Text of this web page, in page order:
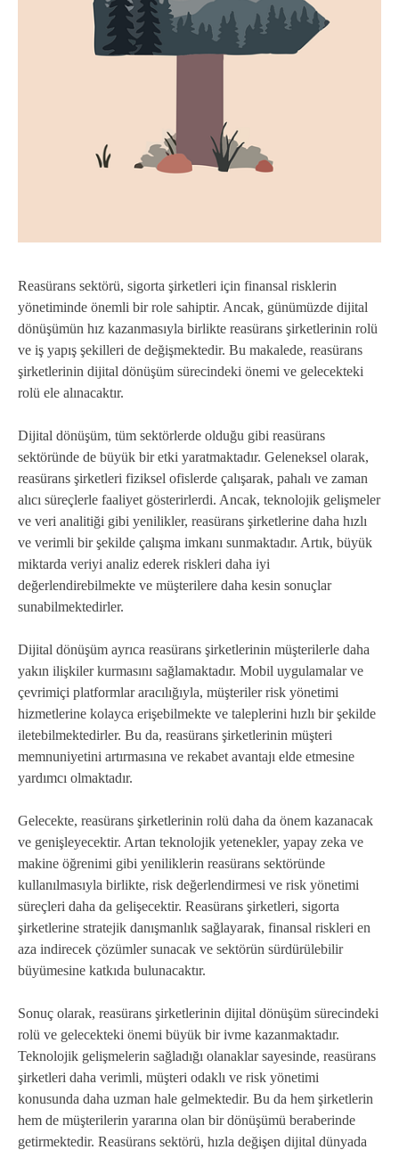
Reasürans sektörü, sigorta şirketleri için finansal risklerin
yönetiminde önemli bir role sahiptir. Ancak, günümüzde dijital
dönüşümün hız kazanmasıyla birlikte reasürans şirketlerinin rolü
ve iş yapış şekilleri de değişmektedir. Bu makalede, reasürans
şirketlerinin dijital dönüşüm sürecindeki önemi ve gelecekteki
rolü ele alınacaktır.
Dijital dönüşüm, tüm sektörlerde olduğu gibi reasürans
sektöründe de büyük bir etki yaratmaktadır. Geleneksel olarak,
reasürans şirketleri fiziksel ofislerde çalışarak, pahalı ve zaman
alıcı süreçlerle faaliyet gösterirlerdi. Ancak, teknolojik gelişmeler
ve veri analitiği gibi yenilikler, reasürans şirketlerine daha hızlı
ve verimli bir şekilde çalışma imkanı sunmaktadır. Artık, büyük
miktarda veriyi analiz ederek riskleri daha iyi
değerlendirebilmekte ve müşterilere daha kesin sonuçlar
sunabilmektedirler.
Dijital dönüşüm ayrıca reasürans şirketlerinin müşterilerle daha
yakın ilişkiler kurmasını sağlamaktadır. Mobil uygulamalar ve
çevrimiçi platformlar aracılığıyla, müşteriler risk yönetimi
hizmetlerine kolayca erişebilmekte ve taleplerini hızlı bir şekilde
iletebilmektedirler. Bu da, reasürans şirketlerinin müşteri
memnuniyetini artırmasına ve rekabet avantajı elde etmesine
yardımcı olmaktadır.
Gelecekte, reasürans şirketlerinin rolü daha da önem kazanacak
ve genişleyecektir. Artan teknolojik yetenekler, yapay zeka ve
makine öğrenimi gibi yeniliklerin reasürans sektöründe
kullanılmasıyla birlikte, risk değerlendirmesi ve risk yönetimi
süreçleri daha da gelişecektir. Reasürans şirketleri, sigorta
şirketlerine stratejik danışmanlık sağlayarak, finansal riskleri en
aza indirecek çözümler sunacak ve sektörün sürdürülebilir
büyümesine katkıda bulunacaktır.
Sonuç olarak, reasürans şirketlerinin dijital dönüşüm sürecindeki
rolü ve gelecekteki önemi büyük bir ivme kazanmaktadır.
Teknolojik gelişmelerin sağladığı olanaklar sayesinde, reasürans
şirketleri daha verimli, müşteri odaklı ve risk yönetimi
konusunda daha uzman hale gelmektedir. Bu da hem şirketlerin
hem de müşterilerin yararına olan bir dönüşümü beraberinde
getirmektedir. Reasürans sektörü, hızla değişen dijital dünyada